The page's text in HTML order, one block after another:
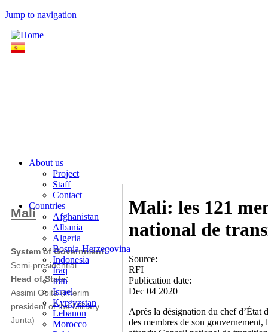
Jump to navigation
Mali: les 121
national de
Source:
RFI
Publication date:
Dec 04 2020
Après la désignation du chef d’État
des membres de son
About us
Project
Staff
Contact
Countries
Afghanistan
Albania
Algeria
Bosnia-Herzegovina
Indonesia
Iraq
Iran
Israel
Kyrgyzstan
Lebanon
Morocco
Mali
System of Government:
Semi-presidential
Head of State:
Assimi Goita (interim
president of the Military
Junta)